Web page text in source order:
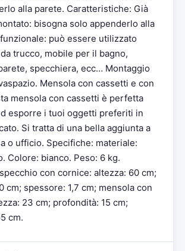
alla parete. Caratteristiche: Già
bisogna solo appenderlo alla
può essere utilizzato
trucco, mobile per il bagno,
specchiera, ecc… Montaggio
Mensola con cassetti e con
mensola con cassetti è perfetta
esporre i tuoi oggetti preferiti in
Si tratta di una bella aggiunta a
o ufficio. Specifiche: materiale:
Colore: bianco. Peso: 6 kg.
con cornice: altezza: 60 cm;
cm; spessore: 1,7 cm; mensola con
23 cm; profondità: 15 cm;
cm.